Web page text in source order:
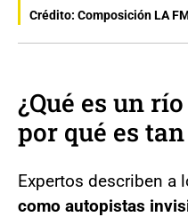
Crédito: Composición LA
¿Qué es un
por qué es
Expertos describen a
como autopistas